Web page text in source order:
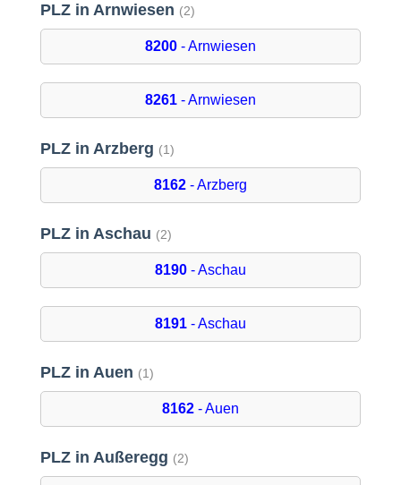
PLZ in Arnwiesen (2)
8200- Arnwiesen
8261- Arnwiesen
PLZ in Arzberg (1)
8162- Arzberg
PLZ in Aschau (2)
8190- Aschau
8191- Aschau
PLZ in Auen (1)
8162- Auen
PLZ in Außeregg (2)